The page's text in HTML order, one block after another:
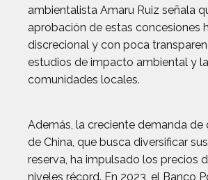
ambientalista Amaru Ruiz señala
aprobación de estas concesiones
discrecional y con poca
estudios de impacto ambiental y
comunidades locales.
Además, la creciente demanda de
de China, que busca diversificar
reserva, ha impulsado los precios
niveles récord. En 2023, el Banco